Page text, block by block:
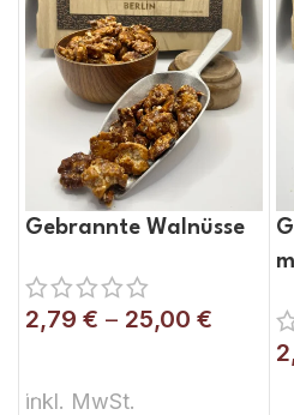
Gebrannte Walnüsse
2,79 € – 25,00 €
inkl. MwSt.